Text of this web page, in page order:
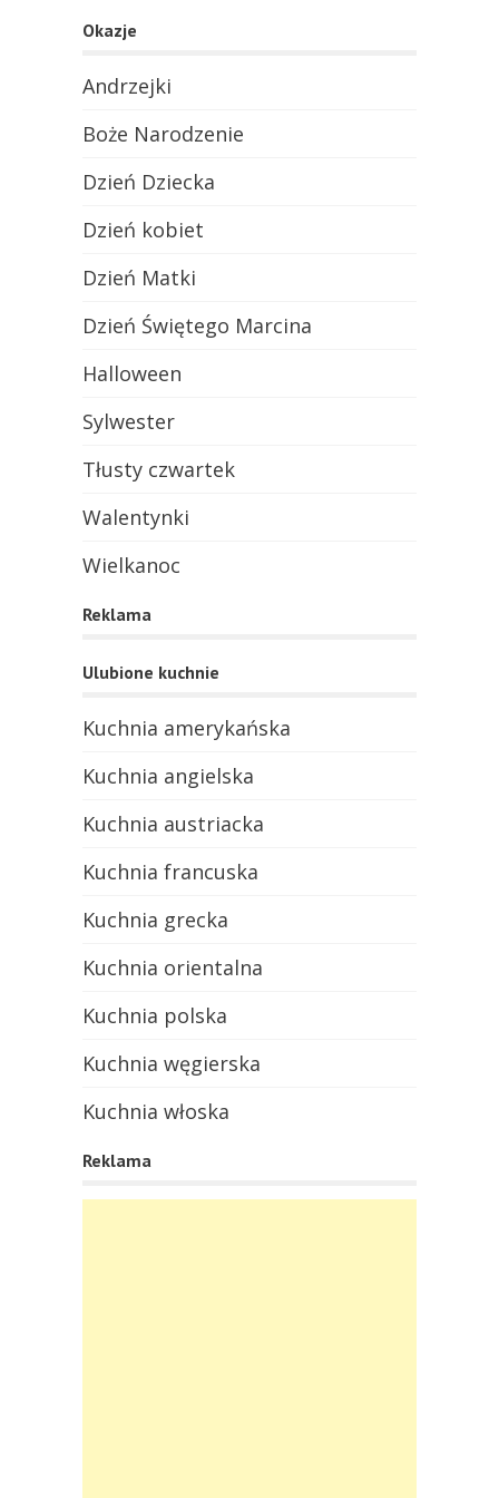
Okazje
Andrzejki
Boże Narodzenie
Dzień Dziecka
Dzień kobiet
Dzień Matki
Dzień Świętego Marcina
Halloween
Sylwester
Tłusty czwartek
Walentynki
Wielkanoc
Reklama
Ulubione kuchnie
Kuchnia amerykańska
Kuchnia angielska
Kuchnia austriacka
Kuchnia francuska
Kuchnia grecka
Kuchnia orientalna
Kuchnia polska
Kuchnia węgierska
Kuchnia włoska
Reklama